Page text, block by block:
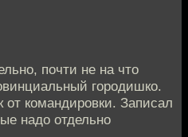
почти не на что
городишко.
командировки. Записал
надо отдельно